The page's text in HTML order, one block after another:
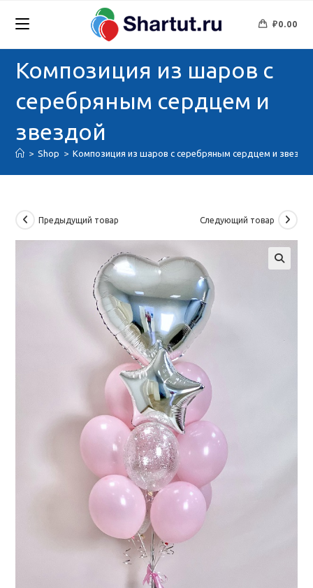
₽0.00
Композиция из шаров с
серебряным сердцем и
звездой
> Shop > Композиция из шаров с серебряным сердцем и
Предыдущий товар Следующий товар